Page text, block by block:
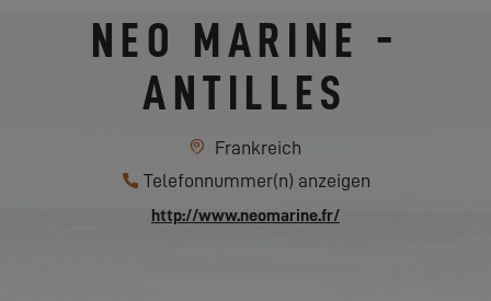
NEO MARINE -
ANTILLES
Frankreich
Telefonnummer(n) anzeigen
http://www.neomarine.fr/